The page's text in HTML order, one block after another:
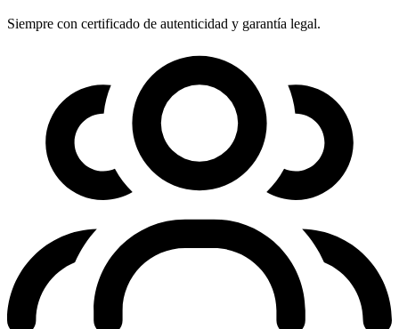
Siempre con certificado de autenticidad y garantía legal.